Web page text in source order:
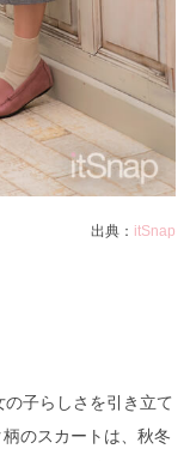
出典： itSnap
子らしさを引き立て
のスカートは、秋冬